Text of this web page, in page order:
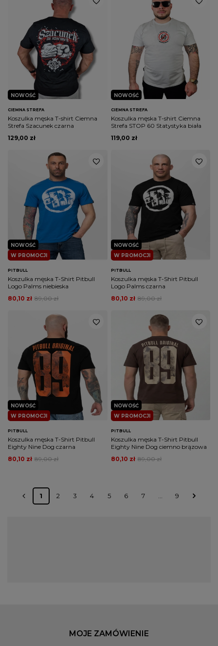
NOWOŚĆ
CIEMNA STREFA
Koszulka męska T-shirt Ciemna
Strefa Szacunek czarna
129,00 zł
NOWOŚĆ
CIEMNA STREFA
Koszulka męska T-shirt Ciemna
Strefa STOP 60 Statystyka biała
119,00 zł
W PROMOCJI
NOWOŚĆ
PITBULL
Koszulka męska T-Shirt Pitbull
Logo Palms niebieska
89,00 zł
80,10 zł
W PROMOCJI
NOWOŚĆ
PITBULL
Koszulka męska T-Shirt Pitbull
Logo Palms czarna
89,00 zł
80,10 zł
W PROMOCJI
NOWOŚĆ
PITBULL
Koszulka męska T-Shirt Pitbull
Eighty Nine Dog czarna
89,00 zł
80,10 zł
W PROMOCJI
NOWOŚĆ
PITBULL
Koszulka męska T-Shirt Pitbull
Eighty Nine Dog ciemno brązowa
89,00 zł
80,10 zł
1 2 3 4 5 6 7 9
Właściwie dobrane tees stanowią doskonałą bazę do
MOJE ZAMÓWIENIE